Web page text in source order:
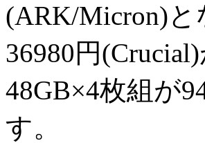
(ARK/Micron)
36980円
48GB×4枚組が
す。